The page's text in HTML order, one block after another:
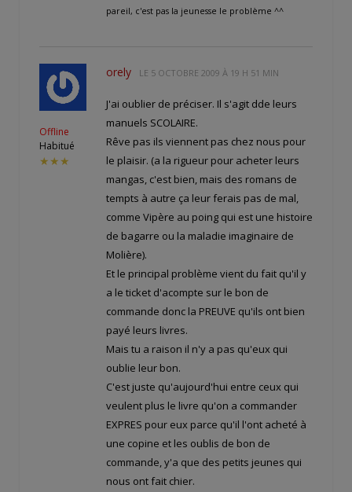
pareil, c'est pas la jeunesse le problème ^^
Offline
Habitué
★★★
orely LE 5 OCTOBRE 2009 À 19 H 51 MIN
J'ai oublier de préciser. Il s'agit dde leurs
manuels SCOLAIRE.
Rêve pas ils viennent pas chez nous pour
le plaisir. (a la rigueur pour acheter leurs
mangas, c'est bien, mais des romans de
tempts à autre ça leur ferais pas de mal,
comme Vipère au poing qui est une histoire
de bagarre ou la maladie imaginaire de
Molière).
Et le principal problème vient du fait qu'il y
a le ticket d'acompte sur le bon de
commande donc la PREUVE qu'ils ont bien
payé leurs livres.
Mais tu a raison il n'y a pas qu'eux qui
oublie leur bon.
C'est juste qu'aujourd'hui entre ceux qui
veulent plus le livre qu'on a commander
EXPRES pour eux parce qu'il l'ont acheté à
une copine et les oublis de bon de
commande, y'a que des petits jeunes qui
nous ont fait chier.